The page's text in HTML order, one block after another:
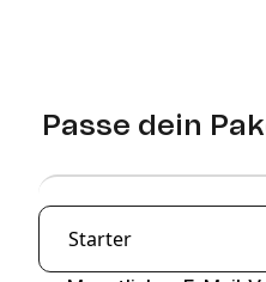
Passe dein
Starter